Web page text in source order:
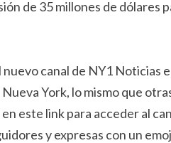
de 35 millones de dólares
nuevo canal de NY1
York, lo mismo que
este link para acceder al
y expresas con un